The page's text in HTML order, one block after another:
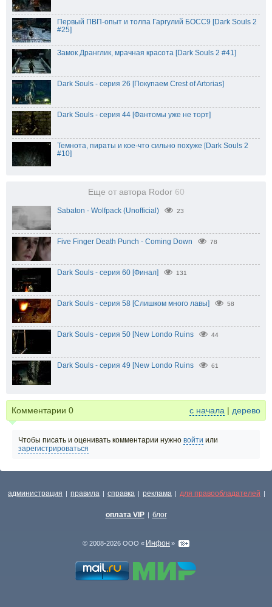
Первый ПВП-опыт и толпа Гаргулий БОСС9 [Dark Souls 2
#25]
Замок Дранглик, мрачная красота [Dark Souls 2 #41]
Dark Souls - серия 26 [Покупаем Crest of Artorias]
Dark Souls - серия 44 [Фантомы уже не торт]
Темнота, пираты и кое-что сильно похуже [Dark Souls 2
#10]
Еще от автора Rodor 60
Sabaton - Wolfpack (Unofficial) 23
Five Finger Death Punch - Coming Down 78
Dark Souls - серия 60 [Финал] 131
Dark Souls - серия 58 [Слишком много лавы] 58
Dark Souls - серия 50 [New Londo Ruins 44
Dark Souls - серия 49 [New Londo Ruins 61
Комментарии 0 с начала | дерево
Чтобы писать и оценивать комментарии нужно войти или
зарегистрироваться
администрация | правила | справка | реклама | для правообладателей |
оплата VIP | блог
© 2008-2026 ООО « Инфон »